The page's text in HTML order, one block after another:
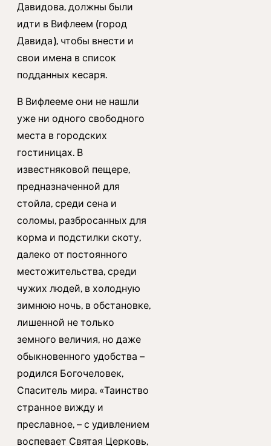
Давидова, должны были
идти в Вифлеем (город
Давида), чтобы внести и
свои имена в список
подданных кесаря.
В Вифлееме они не нашли
уже ни одного свободного
места в городских
гостиницах. В
известняковой пещере,
предназначенной для
стойла, среди сена и
соломы, разбросанных для
корма и подстилки скоту,
далеко от постоянного
местожительства, среди
чужих людей, в холодную
зимнюю ночь, в обстановке,
лишенной не только
земного величия, но даже
обыкновенного удобства –
родился Богочеловек,
Спаситель мира. «Таинство
странное вижду и
преславное, – с удивлением
воспевает Святая Церковь,